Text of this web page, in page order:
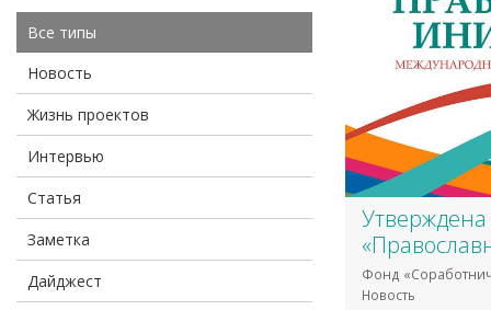
Все типы
Новость
Жизнь проектов
Интервью
Статья
Заметка
Дайджест
Утверждена
Фонд
Новость